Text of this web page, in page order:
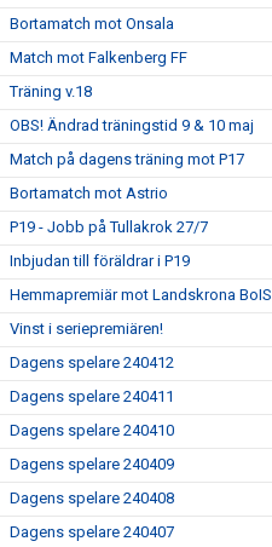
Bortamatch mot Onsala
Match mot Falkenberg FF
Träning v.18
OBS! Ändrad träningstid 9 & 10 maj
Match på dagens träning mot P17
Bortamatch mot Astrio
P19 - Jobb på Tullakrok 27/7
Inbjudan till föräldrar i P19
Hemmapremiär mot Landskrona BoIS
Vinst i seriepremiären!
Dagens spelare 240412
Dagens spelare 240411
Dagens spelare 240410
Dagens spelare 240409
Dagens spelare 240408
Dagens spelare 240407